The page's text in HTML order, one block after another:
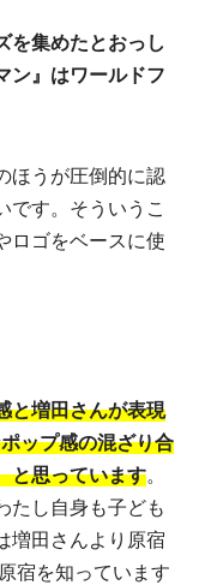
集めたとおっし
ン』はワールドフ
ほうが圧倒的に認
です。そういうこ
ロゴをベースに使
と増田さんが表現
ップ感の混ざり合
と思っています。
たし自身も子ども
増田さんより原宿
宿を知っています